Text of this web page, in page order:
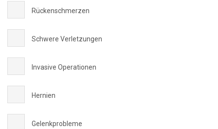
Rückenschmerzen
Schwere Verletzungen
Invasive Operationen
Hernien
Gelenkprobleme